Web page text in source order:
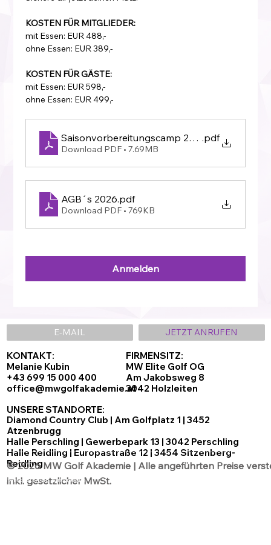
KOSTEN FÜR MITGLIEDER:
mit Essen: EUR 488,-
ohne Essen: EUR 389,-
KOSTEN FÜR GÄSTE:
mit Essen: EUR 598,-
ohne Essen: EUR 499,-
Saisonvorbereitungscamp 2027.pdf
Download PDF • 7.69MB
AGB´s 2026.pdf
Download PDF • 769KB
Anmelden
FIRMENSITZ:
MW Elite Golf OG
Am Jakobsweg 8
3042 Holzleiten
Diamond Country Club | Am Golfplatz 1 | 3452
Atzenbrugg
Halle Perschling | Gewerbepark 13 | 3042 Perschling
Halle Reidling | Europastraße 12 | 3454 Sitzenberg-
Reidling
UNSERE STANDORTE:
KONTAKT:
Melanie Kubin
+43 699 15 000 400
office@mwgolfakademie.at
JETZT ANRUFEN
© 2026 MW Golf Akademie | Alle angeführten Preise
inkl. gesetzlicher MwSt.
DatenschutzAGB´sImpressum
E-MAIL